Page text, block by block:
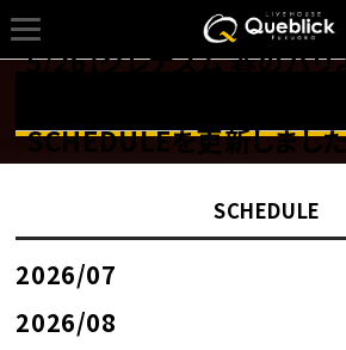
5/26【クレナズム 春のバリ
SCHEDULEを更新しまし
SCHEDULE
2026/07
2026/08